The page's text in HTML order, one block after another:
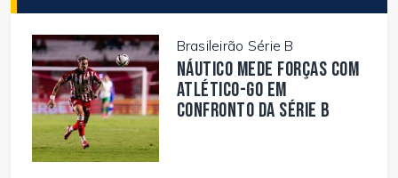
Brasileirão Série B
Náutico mede forças com
Atlético-GO em
confronto da Série B